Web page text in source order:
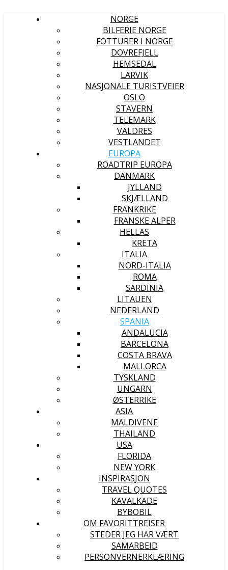
NORGE
BILFERIE NORGE
FOTTURER I NORGE
DOVREFJELL
HEMSEDAL
LARVIK
NASJONALE TURISTVEIER
OSLO
STAVERN
TELEMARK
VALDRES
VESTLANDET
EUROPA
ROADTRIP EUROPA
DANMARK
JYLLAND
SKJÆLLAND
FRANKRIKE
FRANSKE ALPER
HELLAS
KRETA
ITALIA
NORD-ITALIA
ROMA
SARDINIA
LITAUEN
NEDERLAND
SPANIA
ANDALUCIA
BARCELONA
COSTA BRAVA
MALLORCA
TYSKLAND
UNGARN
ØSTERRIKE
ASIA
MALDIVENE
THAILAND
USA
FLORIDA
NEW YORK
INSPIRASJON
TRAVEL QUOTES
KAVALKADE
BYBOBIL
OM FAVORITTREISER
STEDER JEG HAR VÆRT
SAMARBEID
PERSONVERNERKLÆRING